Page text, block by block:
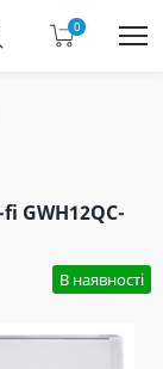
0
GWH12QC-
В наявності